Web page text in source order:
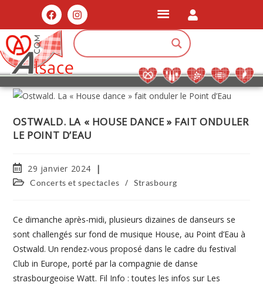
OSTWALD. LA « HOUSE DANCE » FAIT ONDULER
LE POINT D’EAU
29 janvier 2024
Concerts et spectacles / Strasbourg
Ce dimanche après-midi, plusieurs dizaines de danseurs se
sont challengés sur fond de musique House, au Point d’Eau à
Ostwald. Un rendez-vous proposé dans le cadre du festival
Club in Europe, porté par la compagnie de danse
strasbourgeoise Watt. Fil Info : toutes les infos sur Les